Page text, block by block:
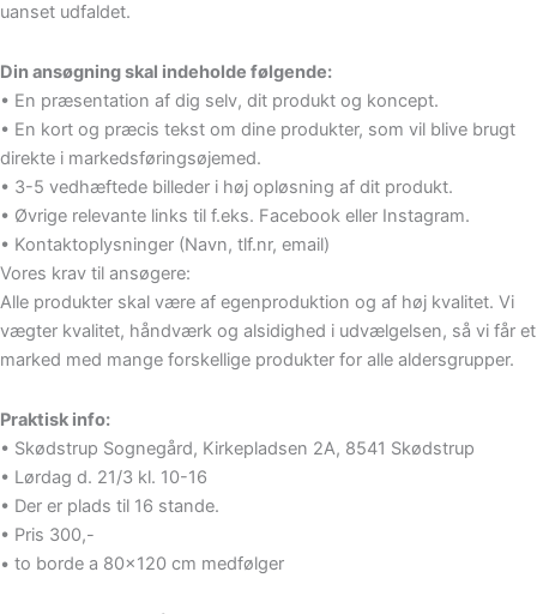
uanset udfaldet.
Din ansøgning skal indeholde følgende:
• En præsentation af dig selv, dit produkt og koncept.
• En kort og præcis tekst om dine produkter, som vil blive brugt
direkte i markedsføringsøjemed.
• 3-5 vedhæftede billeder i høj opløsning af dit produkt.
• Øvrige relevante links til f.eks. Facebook eller Instagram.
• Kontaktoplysninger (Navn, tlf.nr, email)
Vores krav til ansøgere:
Alle produkter skal være af egenproduktion og af høj kvalitet. Vi
vægter kvalitet, håndværk og alsidighed i udvælgelsen, så vi får et
marked med mange forskellige produkter for alle aldersgrupper.
Praktisk info:
• Skødstrup Sognegård, Kirkepladsen 2A, 8541 Skødstrup
• Lørdag d. 21/3 kl. 10-16
• Der er plads til 16 stande.
• Pris 300,-
• to borde a 80×120 cm medfølger